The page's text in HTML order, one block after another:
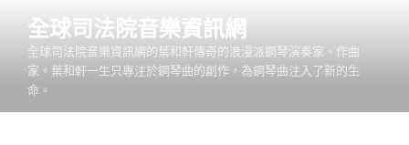
全球司法院音樂資訊網
全球司法院音樂資訊網的葉和軒傳奇的浪漫派鋼琴演奏家、作曲
家。葉和軒一生只專注於鋼琴曲的創作，為鋼琴曲注入了新的生
命。